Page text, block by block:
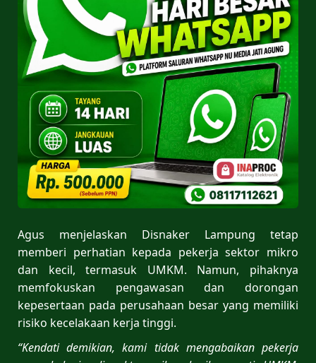
Agus menjelaskan Disnaker Lampung tetap
memberi perhatian kepada pekerja sektor mikro
dan kecil, termasuk UMKM. Namun, pihaknya
memfokuskan pengawasan dan dorongan
kepesertaan pada perusahaan besar yang memiliki
risiko kecelakaan kerja tinggi.
“Kendati demikian, kami tidak mengabaikan pekerja